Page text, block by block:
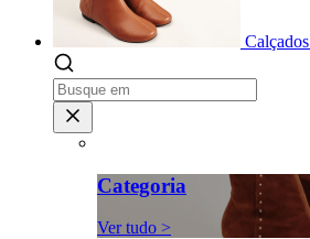
Calçados
Categoria
Ver tudo >